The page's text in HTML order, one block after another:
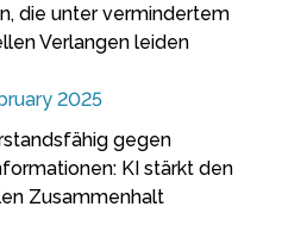
die unter vermindertem
Verlangen leiden
2025
gegen
KI stärkt den
Zusammenhalt